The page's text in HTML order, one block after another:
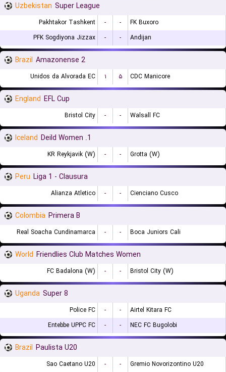
Uzbekistan Super League
Pakhtakor Tashkent - -
FK Buxoro
PFK Sogdiyona Jizzax
- - Andijan
Brazil Amazonense 2
Unidos da Alvorada EC ۱ ۵ CDC Manicore
England EFL Cup
Bristol City - - Walsall FC
Iceland 1. Deild Women
KR Reykjavik (W) - - Grotta (W)
Peru Liga 1 - Clausura
Alianza Atletico - - Cienciano Cusco
Colombia Primera B
Real Soacha Cundinamarca - - Boca Juniors Cali
World Friendlies Club Matches Women
FC Badalona (W) - - Bristol City (W)
Uganda Super 8
Police FC - -
Airtel Kitara FC
Entebbe UPPC FC
- - NEC FC Bugolobi
Brazil Paulista U20
Sao Caetano U20 - - Gremio Novorizontino U20